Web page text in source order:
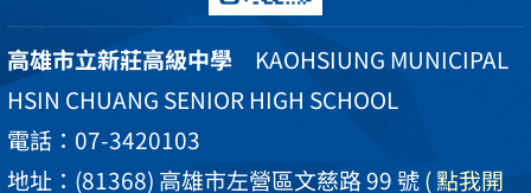
高雄市立新莊高級中學 KAOHSIUNG MUNICIPAL
HSIN CHUANG SENIOR HIGH SCHOOL
電話：07-3420103
地址：(81368) 高雄市左營區文慈路 99 號( 點我開